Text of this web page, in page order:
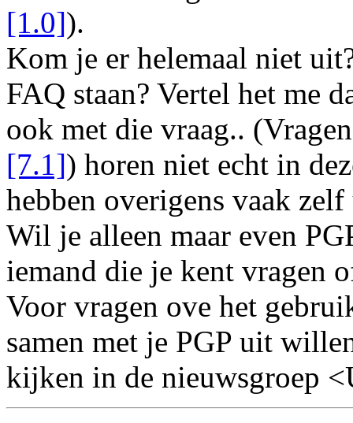
[1.0]).
Kom je er helemaal niet
FAQ staan? Vertel het me
ook met die vraag..
[7.1]) horen niet echt in
hebben overigens vaak
Wil je alleen maar even
iemand die je kent vragen
Voor vragen ove het
samen met je PGP uit
kijken in de nieuwsgroep